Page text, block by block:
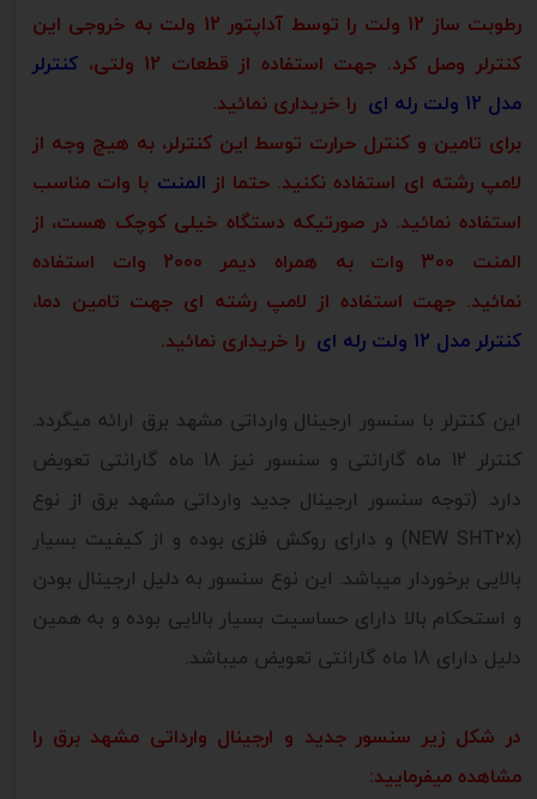
رطوبت ساز 12 ولت را توسط آداپتور 12 ولت به خروجی این
کنترلر وصل کرد. جهت استفاده از قطعات 12 ولتی،
کنترلر
مدل 12 ولت رله ای
را خریداری نمائید.
برای تامین و کنترل حرارت توسط این کنترلر، به هیچ وجه از
لامپ رشته ای استفاده نکنید. حتما از المنت با وات مناسب
استفاده نمائید. در صورتیکه دستگاه خیلی کوچک هست، از
المنت 300 وات به همراه دیمر 2000 وات استفاده
نمائید. جهت استفاده از لامپ رشته ای جهت تامین دما،
کنترلر مدل 12 ولت رله ای
را خریداری نمائید.
این کنترلر با سنسور ارجینال وارداتی مشهد برق ارائه میگردد.
کنترلر 12 ماه گارانتی و سنسور نیز 18 ماه گارانتی تعویض
دارد. (توجه سنسور ارجینال جدید وارداتی مشهد برق از نوع
(NEW SHT2x) و دارای روکش فلزی بوده و از کیفیت بسیار
بالایی برخوردار میباشد. این نوع سنسور به دلیل ارجینال بودن
و استحکام بالا دارای حساسیت بسیار بالایی بوده و به همین
دلیل دارای 18 ماه گارانتی تعویض میباشد.
در شکل زیر سنسور جدید و ارجینال وارداتی مشهد برق را
مشاهده میفرمایید: